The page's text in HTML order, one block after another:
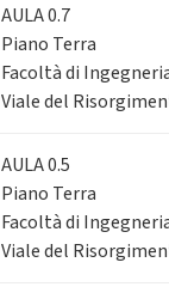
AULA 0.7
Piano Terra
Facoltà di
Viale del
AULA 0.5
Piano Terra
Facoltà di
Viale del